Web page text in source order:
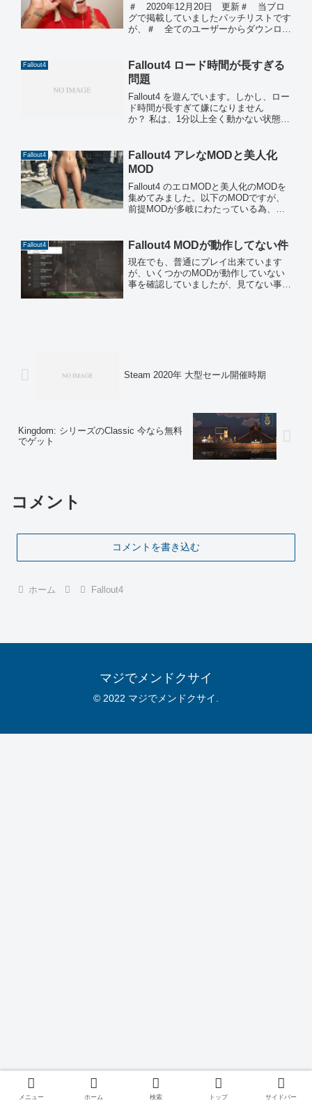
＃ 2020年12月20日 更新＃ 当ブロ
グで掲載していましたパッチリストです
が、＃ 全てのユーザーからダウンロー
＃ ダウンロード可能になっていません
でした。＃ 申...
Fallout4
Fallout4 ロード時間が長すぎる
問題
Fallout4 を遊んでいます。しかし、ロー
ド時間が長すぎて嫌になりません
か？ 私は、1分以上全く動かない状態が
してくれる上司もお客様もいませ
ん。 ネットで検索する...
Fallout4
Fallout4 アレなMODと美人化
MOD
Fallout4 のエロMODと美人化のMODを
集めてみました。以下のMODですが、
前提MODが多岐にわたっている為、全
更新また、美人化MODは、私の趣味で
Fallout4 Fallout4 MODが動作してない件
現在でも、普通にプレイ出来ています
が、いくつかのMODが動作していない
事を確認していましたが、見てない事に
Steam 2020年 大型セール開催時期
Kingdom: シリーズのClassic 今なら無料
でゲット
コメント
コメントを書き込む
ホーム Fallout4
マジでメンドクサイ
© 2022 マジでメンドクサイ.
メニュー ホーム 検索 トップ サイドバー